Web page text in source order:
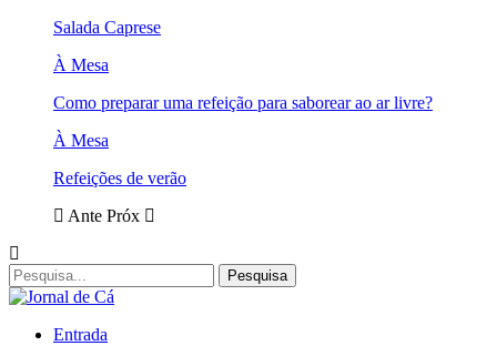
Salada Caprese
À Mesa
Como preparar uma refeição para saborear ao ar livre?
À Mesa
Refeições de verão
Ante Próx
Entrada